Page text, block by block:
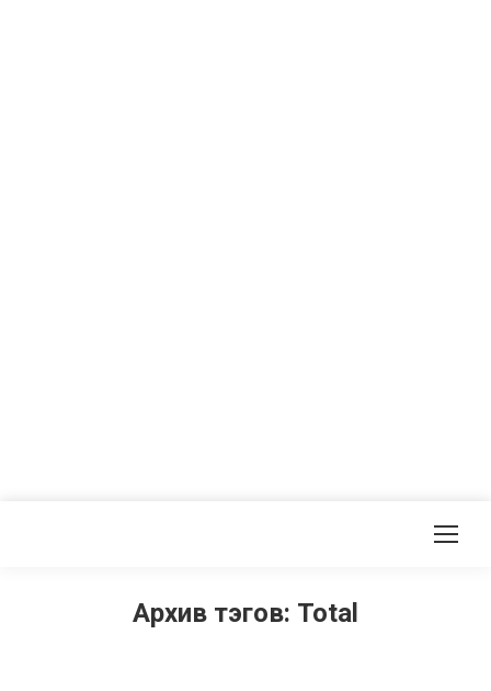
Архив тэгов: Total